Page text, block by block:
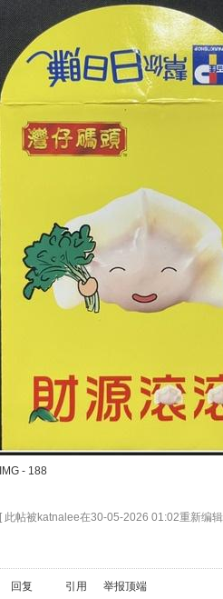
IMG - 188
[ 此帖被katnalee在30-05-2026 01:02重新编
回复 引用 举报顶端